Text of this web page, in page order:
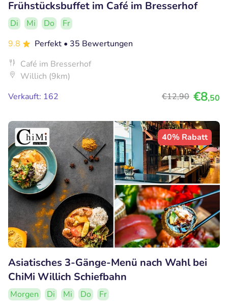
Frühstücksbuffet im Café im Bresserhof
Di Mi Do
Fr
9.8
Perfekt • 35 Bewertungen
Café im Bresserhof
Willich (9km)
Verkauft: 162
€12,90 €8,50
40% Rabatt
Asiatisches 3-Gänge-Menü nach Wahl bei
ChiMi Willich Schiefbahn
Morgen Di Mi Do
Fr